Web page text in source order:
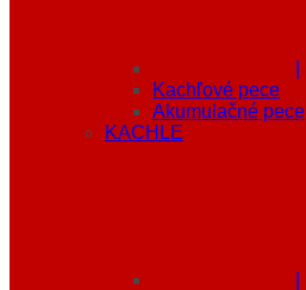
Kachľové pece
Akumulačné pece
KACHLE